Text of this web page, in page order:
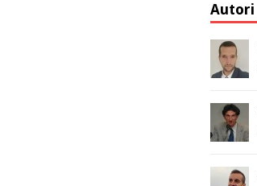
Autori